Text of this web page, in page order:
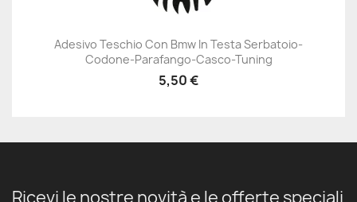
Adesivo Teschio Con Bmw In Testa Serbatoio-
Codone-Parafango-Casco-Tuning
5,50 €